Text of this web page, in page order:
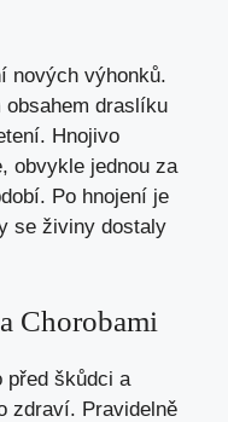
nových výhonků.
draslíku
Hnojivo
obvykle jednou za
Po hnojení je
se živiny dostaly
Chorobami
před škůdci a
zdraví. Pravidelně